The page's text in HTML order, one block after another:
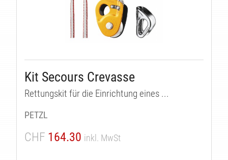
Kit Secours Crevasse
Rettungskit für die Einrichtung eines ...
PETZL
CHF 164.30 inkl. MwSt